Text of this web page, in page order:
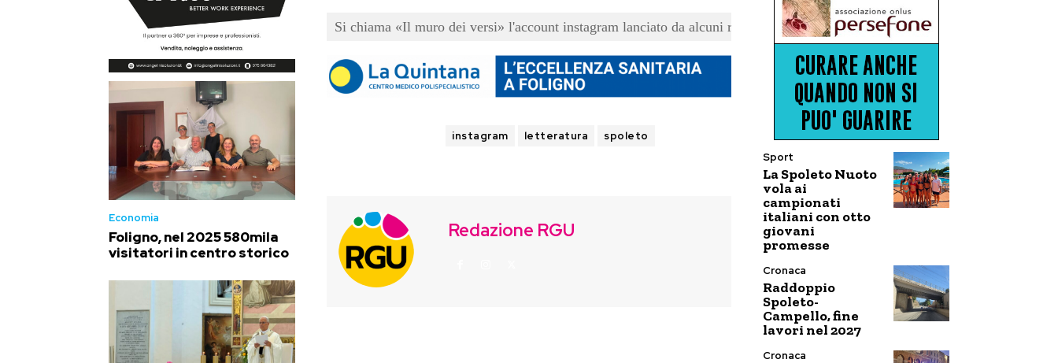
Economia
Foligno, nel 2025 580mila
visitatori in centro storico
Si chiama «Il muro dei versi» l'account instagram lanciato da alcuni ragazzi dell'istituto tecnico commerciale G. Spagna di
instagram letteratura spoleto
Redazione RGU
Sport
La Spoleto Nuoto
vola ai
campionati
italiani con otto
giovani
promesse
Cronaca
Raddoppio
Spoleto-
Campello, fine
lavori nel 2027
Cronaca